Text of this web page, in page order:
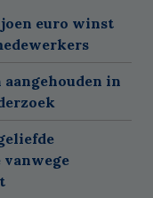
euro winst
in
vanwege